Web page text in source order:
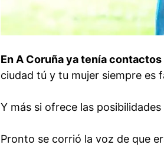
En A Coruña ya tenía
ciudad tú y tu mujer siempre es
Y más si ofrece las posibilidades
Pronto se corrió la voz de que